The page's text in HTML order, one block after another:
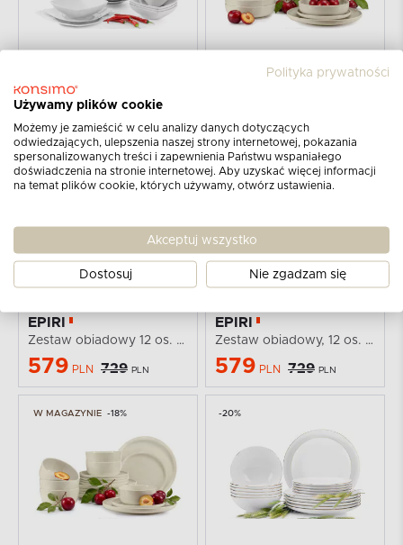
299 PLN 365 PLN 329 PLN 399
W MAGAZYNIE -21%
EPIRI
Zestaw obiadowy 12 os. (36el) czarny matowy
579 PLN 729 PLN
W MAGAZYNIE -21%
EPIRI
Zestaw obiadowy, 12 os. (36el) szary matowy
579 PLN 729 PLN
W MAGAZYNIE -18% -20%
Polityka prywatności
Używamy plików cookie
Możemy je zamieścić w celu analizy danych dotyczących
odwiedzających, ulepszenia naszej strony internetowej, pokazania
spersonalizowanych treści i zapewnienia Państwu wspaniałego
doświadczenia na stronie internetowej. Aby uzyskać więcej informacji
na temat plików cookie, których używamy, otwórz ustawienia.
Akceptuj wszystko
Dostosuj Nie zgadzam się